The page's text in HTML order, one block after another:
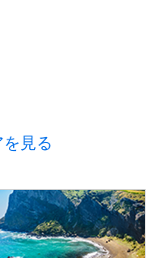
プライバシーポリシ
月～3月】
見る